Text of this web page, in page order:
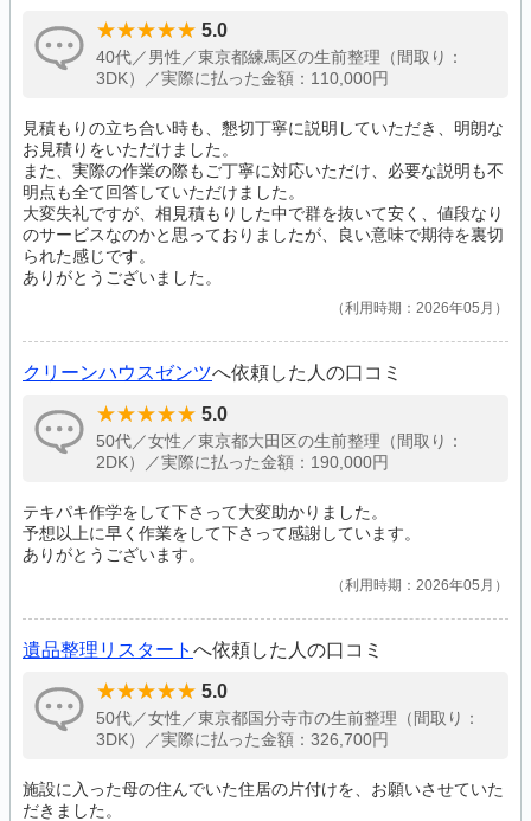
5.0
40代／男性／東京都練馬区の生前整理（間取り：
3DK）／実際に払った金額：110,000円
見積もりの立ち合い時も、懇切丁寧に説明していただき、明朗な
お見積りをいただけました。
また、実際の作業の際もご丁寧に対応いただけ、必要な説明も不
明点も全て回答していただけました。
大変失礼ですが、相見積もりした中で群を抜いて安く、値段なり
のサービスなのかと思っておりましたが、良い意味で期待を裏切
られた感じです。
ありがとうございました。
利用時期：2026年05月
クリーンハウスゼンツへ依頼した人の口コミ
5.0
50代／女性／東京都大田区の生前整理（間取り：
2DK）／実際に払った金額：190,000円
テキパキ作学をして下さって大変助かりました。
予想以上に早く作業をして下さって感謝しています。
ありがとうございます。
利用時期：2026年05月
遺品整理リスタート へ依頼した人の口コミ
5.0
50代／女性／東京都国分寺市の生前整理（間取り：
3DK）／実際に払った金額：326,700円
施設に入った母の住んでいた住居の片付けを、お願いさせていた
だきました。